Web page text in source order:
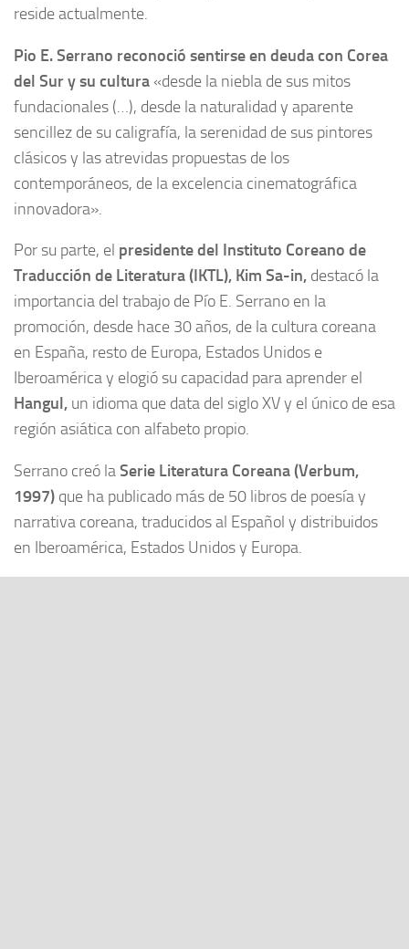
reside actualmente.
Pio E. Serrano reconoció sentirse en deuda con Corea
del Sur y su cultura«desde la niebla de sus mitos
fundacionales (…), desde la naturalidad y aparente
sencillez de su caligrafía, la serenidad de sus pintores
clásicos y las atrevidas propuestas de los
contemporáneos, de la excelencia cinematográfica
innovadora».
Por su parte, el presidente del Instituto Coreano de
Traducción de Literatura (IKTL), Kim Sa-in, destacó la
importancia del trabajo de Pío E. Serrano en la
promoción, desde hace 30 años, de la cultura coreana
en España, resto de Europa, Estados Unidos e
Iberoamérica y elogió su capacidad para aprender el
Hangul, un idioma que data del siglo XV y el único de esa
región asiática con alfabeto propio.
Serrano creó laSerie Literatura Coreana (Verbum,
1997) que ha publicado más de 50 libros de poesía y
narrativa coreana, traducidos al Español y distribuidos
en Iberoamérica, Estados Unidos y Europa.